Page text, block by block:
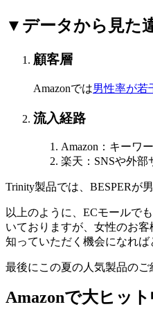
▼データから見た
顧客層
Amazonでは男性率が若
流入経路
Amazon：キーワ
楽天：SNSや外部
Trinity製品では、BESPERが
以上のように、ECモールで
いておりますが、女性のお
知っていただく機会になれば
最後にこの夏の人気製品のご
Amazonで大ヒッ